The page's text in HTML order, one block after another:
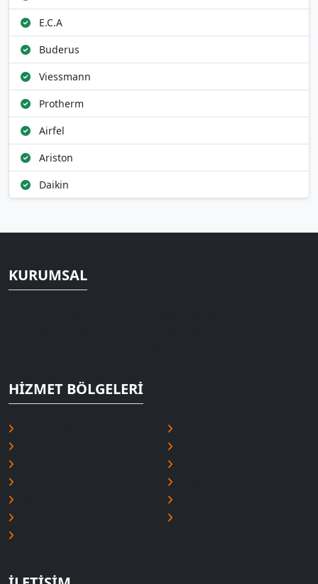
E.C.A
Buderus
Viessmann
Protherm
Airfel
Ariston
Daikin
KURUMSAL
HIZMET BÖLGELERI